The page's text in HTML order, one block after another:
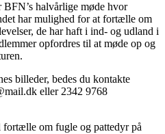
BFN’s halvårlige møde hvor
har mulighed for at fortælle om
de har haft i ind- og udland i
opfordres til at møde op og
billeder, bedes du kontakte
eller 2342 9768
fortælle om fugle og pattedyr på